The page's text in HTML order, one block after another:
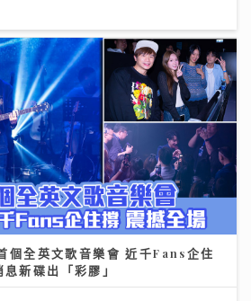
全英文歌音樂會 近千Fans企住
新碟出「彩膠」